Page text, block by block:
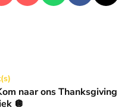
gala in de
naar ons Thanksgiving
🪩